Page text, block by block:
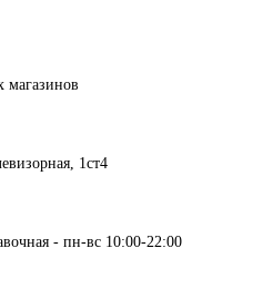
магазинов
1ст4
- пн-вс 10:00-22:00